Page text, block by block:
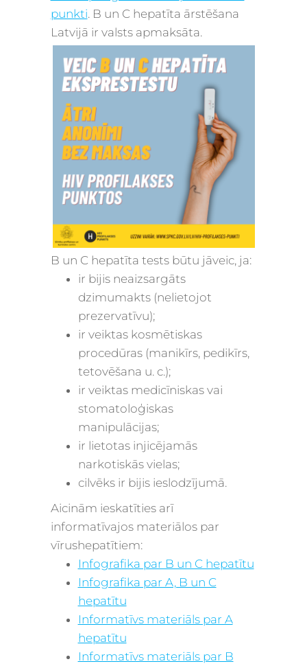
punkti. B un C hepatīta ārstēšana
Latvijā ir valsts apmaksāta.
B un C hepatīta tests būtu jāveic, ja:
ir bijis neaizsargāts
dzimumakts (nelietojot
prezervatīvu);
ir veiktas kosmētiskas
procedūras (manikīrs, pedikīrs,
tetovēšana u. c.);
ir veiktas medicīniskas vai
stomatoloģiskas
manipulācijas;
ir lietotas injicējamās
narkotiskās vielas;
cilvēks ir bijis ieslodzījumā.
Aicinām ieskatīties arī
informatīvajos materiālos par
vīrushepatītiem:
Infografika par B un C hepatītu
Infografika par A, B un C
hepatītu
Informatīvs materiāls par A
hepatītu
Informatīvs materiāls par B